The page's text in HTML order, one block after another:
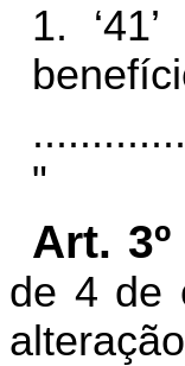
1.
"
Art. 3º
de 4 de